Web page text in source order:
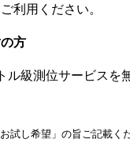
利用ください。
方
ル級測位サービスを
試し希望」の旨ご記載くだ